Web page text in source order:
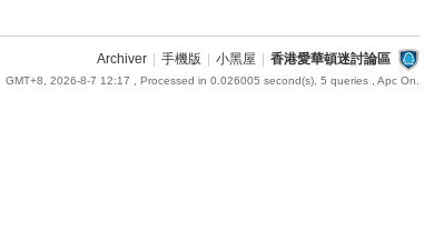
Archiver 手機版 小黑屋 香港愛華頓迷討論區
GMT+8, 2026-8-7 12:17 , Processed in 0.026005 second(s), 5 queries , Apc On.